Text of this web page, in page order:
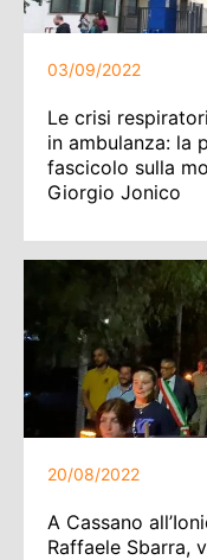
03/09/2022
Le crisi
in ambulanza: la
fascicolo sulla
Giorgio Jonico
20/08/2022
A Cassano
Raffaele Sbarra,